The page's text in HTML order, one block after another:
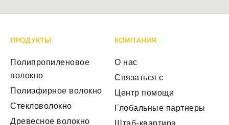
ПРОДУКТЫ
Полипропиленовое
волокно
Полиэфирное волокно
Стекловолокно
Древесное волокно
КОМПАНИЯ
О нас
Связаться с
Центр помощи
Глобальные партнеры